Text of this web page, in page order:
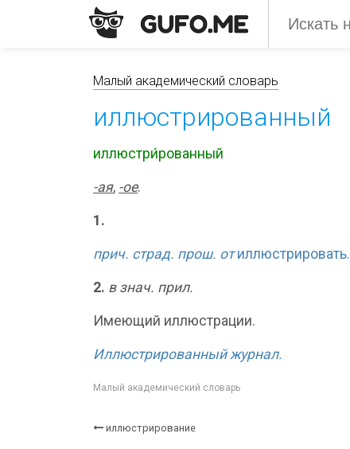
Малый академический словарь
иллюстрированный
иллюстри́рованный
-ая, -ое.
1.
прич. страд. прош. отиллюстрировать.
2. в знач. прил.
Имеющий иллюстрации.
Иллюстрированный журнал.
Малый академический словарь
иллюстрирование